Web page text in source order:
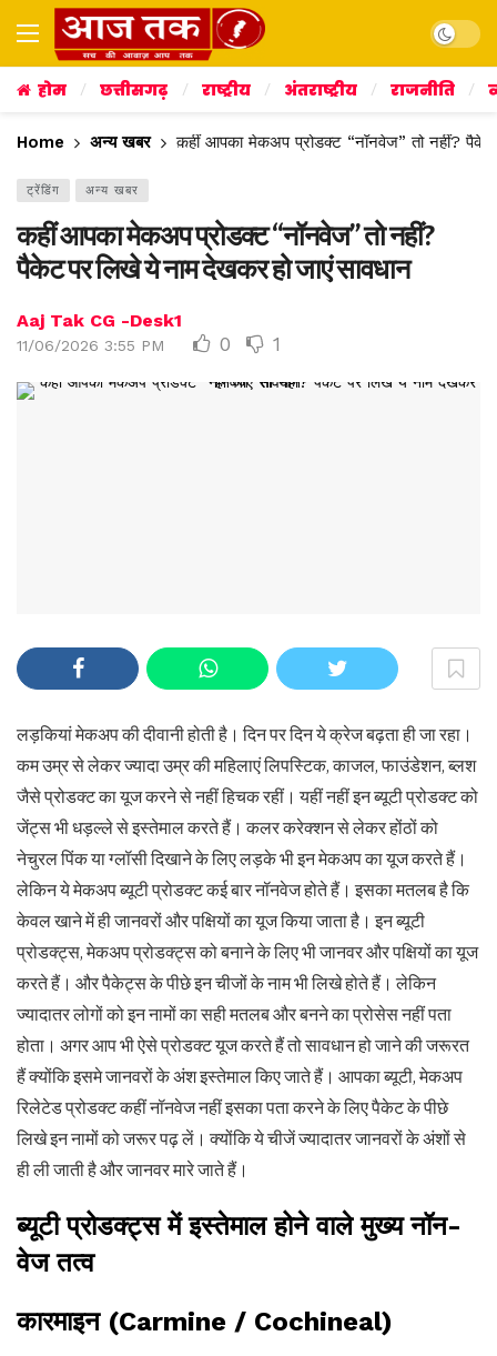
Dark
होम छत्तीसगढ़ राष्ट्रीय अंतराष्ट्रीय राजनीति
Home अन्य खबर कहीं आपका मेकअप प्रोडक्ट “नॉनवेज” तो नहीं?
ट्रेंडिंग अन्य खबर
कहीं आपका मेकअप प्रोडक्ट “नॉनवेज” तो नहीं?
पैकेट पर लिखे ये नाम देखकर हो जाएं सावधान
Aaj Tak CG -Desk1
11/06/2026 3:55 PM 0 1
लड़कियां मेकअप की दीवानी होती है। दिन पर दिन ये क्रेज बढ़ता ही जा रहा।
कम उम्र से लेकर ज्यादा उम्र की महिलाएं लिपस्टिक, काजल, फाउंडेशन, ब्लश
जैसे प्रोडक्ट का यूज करने से नहीं हिचक रहीं। यहीं नहीं इन ब्यूटी प्रोडक्ट को
जेंट्स भी धड़ल्ले से इस्तेमाल करते हैं। कलर करेक्शन से लेकर होंठों को
नेचुरल पिंक या ग्लॉसी दिखाने के लिए लड़के भी इन मेकअप का यूज करते हैं।
लेकिन ये मेकअप ब्यूटी प्रोडक्ट कई बार नॉनवेज होते हैं। इसका मतलब है कि
केवल खाने में ही जानवरों और पक्षियों का यूज किया जाता है। इन ब्यूटी
प्रोडक्ट्स, मेकअप प्रोडक्ट्स को बनाने के लिए भी जानवर और पक्षियों का यूज
करते हैं। और पैकेट्स के पीछे इन चीजों के नाम भी लिखे होते हैं। लेकिन
ज्यादातर लोगों को इन नामों का सही मतलब और बनने का प्रोसेस नहीं पता
होता। अगर आप भी ऐसे प्रोडक्ट यूज करते हैं तो सावधान हो जाने की जरूरत
हैं क्योंकि इसमे जानवरों के अंश इस्तेमाल किए जाते हैं। आपका ब्यूटी, मेकअप
रिलेटेड प्रोडक्ट कहीं नॉनवेज नहीं इसका पता करने के लिए पैकेट के पीछे
लिखे इन नामों को जरूर पढ़ लें। क्योंकि ये चीजें ज्यादातर जानवरों के अंशों से
ही ली जाती है और जानवर मारे जाते हैं।
ब्यूटी प्रोडक्ट्स में इस्तेमाल होने वाले मुख्य नॉन-
वेज तत्व
कारमाइन (Carmine / Cochineal)